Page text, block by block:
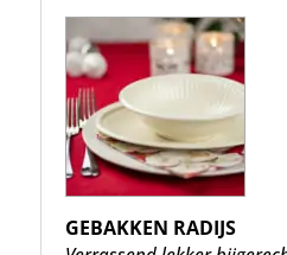
GEBAKKEN RADIJS